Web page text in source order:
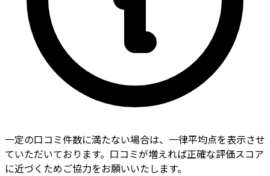
一定の口コミ件数に満たない場合は、一律平均点を表示させ
ていただいております。口コミが増えれば正確な評価スコア
に近づくためご協力をお願いいたします。